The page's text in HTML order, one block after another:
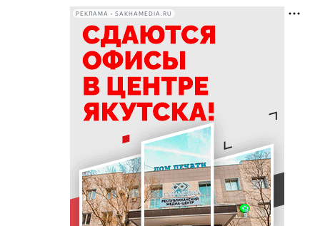
года: что можно и нельзя
делать в Ермолаев день
18:18
ВТБ: россияне увеличивают
расходы на спорт и здоровый
образ жизни
18:16
Сенатор Борисов назвал
встречу главы Якутии с
Путиным сигналом доверия и
значимости региона
18:01
Социальные участковые в
Якутии приняли около 2000
РЕКЛАМА • SAKHAMEDIA.RU